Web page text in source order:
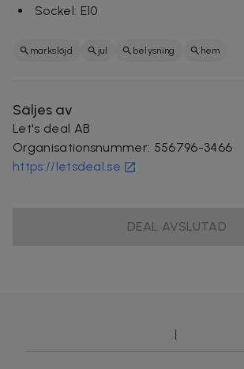
Sockel: E10
markslöjd jul belysning hem
Säljes av
Let's deal AB
Organisationsnummer: 556796-3466
https://letsdeal.se
DEAL AVSLUTAD